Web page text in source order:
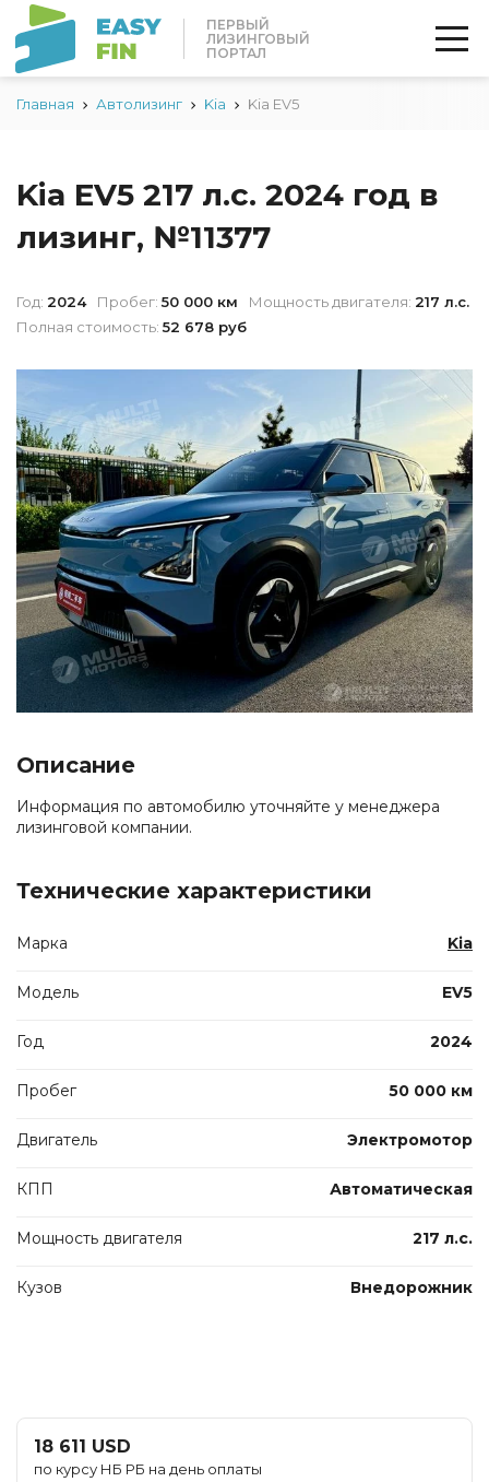
ПЕРВЫЙ
ЛИЗИНГОВЫЙ
ПОРТАЛ
Главная Автолизинг Kia Kia EV5
Kia EV5 217 л.с. 2024 год в
лизинг, №11377
Год: 2024 Пробег: 50 000 км Мощность двигателя: 217 л.с.
Полная стоимость: 52 678 руб
Описание
Информация по автомобилю уточняйте у менеджера
лизинговой компании.
Технические характеристики
Марка Kia
Модель EV5
Год 2024
Пробег 50 000 км
Двигатель Электромотор
КПП Автоматическая
Мощность двигателя 217 л.с.
Кузов Внедорожник
18 611 USD
по курсу НБ РБ на день оплаты